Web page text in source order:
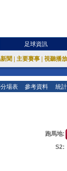
足球資訊
聞 主要賽事 視聽播
場表 參考資料 統
跑馬地:
S2: